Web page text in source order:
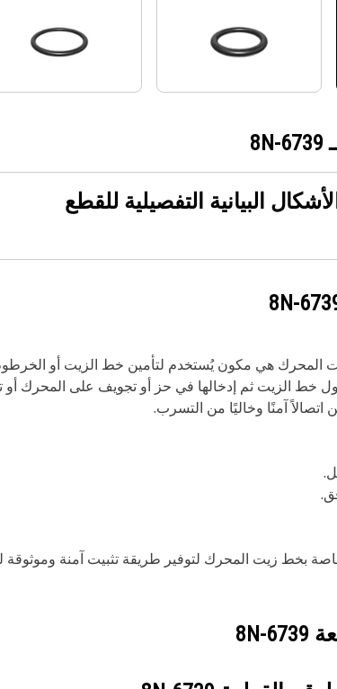
8N-6739
البيانية التفصيلية للقطع
8N-
المحرك هي مكون يُستخدم لتأمين خط الزيت أو
حول خط الزيت ثم إدخالها في حز أو تجويف على المحرك
آمنًا وخاليًا من التسرب.
بخط زيت المحرك لتوفير طريقة تثبيت آمنة وموثوقة
8N-6739